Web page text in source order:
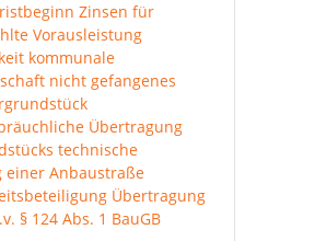
Zinsen für
Vorausleistung
kommunale
nicht gefangenes
Übertragung
technische
einer Anbaustraße
Übertragung
§ 124 Abs. 1 BauGB